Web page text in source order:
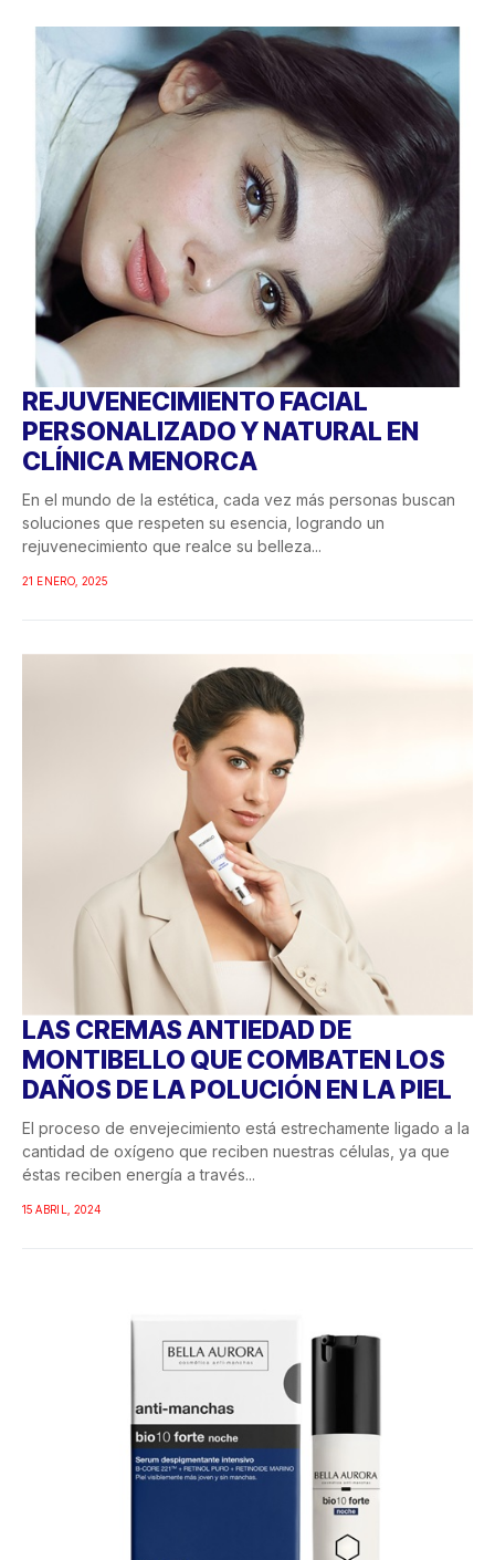
REJUVENECIMIENTO FACIAL
PERSONALIZADO Y NATURAL EN
CLÍNICA MENORCA
En el mundo de la estética, cada vez más personas buscan
soluciones que respeten su esencia, logrando un
rejuvenecimiento que realce su belleza...
21 ENERO, 2025
LAS CREMAS ANTIEDAD DE
MONTIBELLO QUE COMBATEN LOS
DAÑOS DE LA POLUCIÓN EN LA PIEL
El proceso de envejecimiento está estrechamente ligado a la
cantidad de oxígeno que reciben nuestras células, ya que
éstas reciben energía a través...
15 ABRIL, 2024